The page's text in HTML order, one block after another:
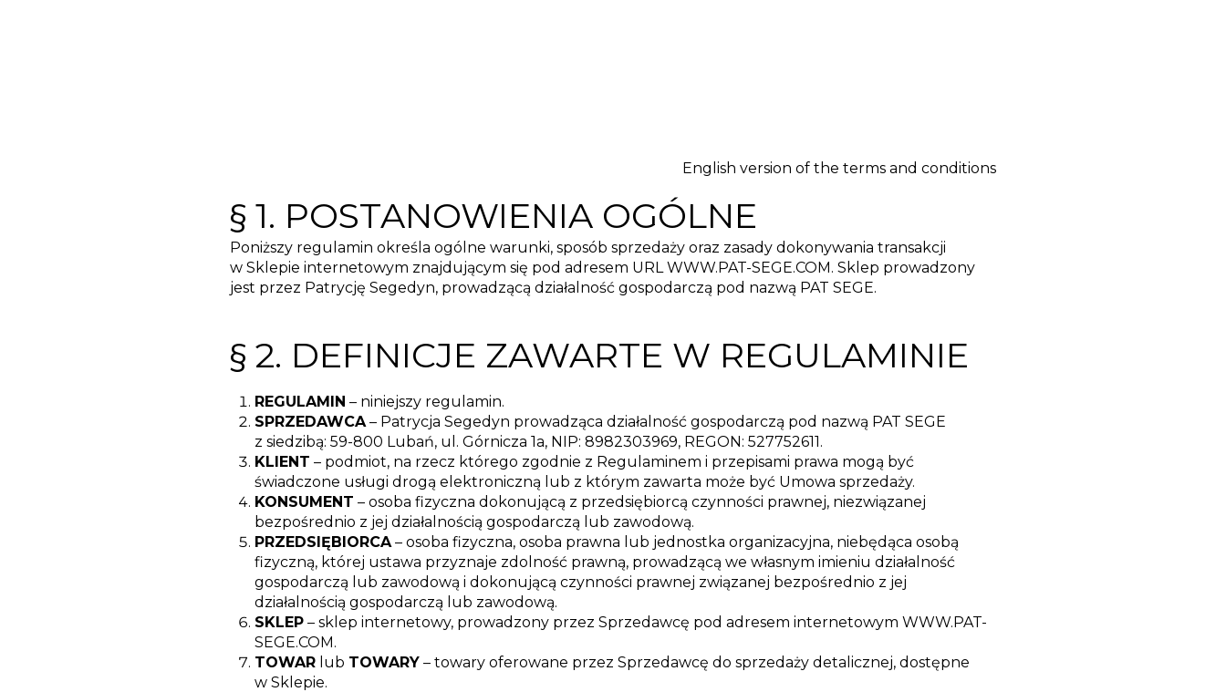
English version of the terms and conditions
§ 1. POSTANOWIENIA OGÓLNE
Poniższy regulamin określa ogólne warunki, sposób sprzedaży oraz zasady dokonywania transakcji
w Sklepie internetowym znajdującym się pod adresem URL WWW.PAT-SEGE.COM. Sklep prowadzony
jest przez Patrycję Segedyn, prowadzącą działalność gospodarczą pod nazwą PAT SEGE.
§ 2. DEFINICJE ZAWARTE W REGULAMINIE
REGULAMIN – niniejszy regulamin.
SPRZEDAWCA – Patrycja Segedyn prowadząca działalność gospodarczą pod nazwą PAT SEGE
z siedzibą: 59-800 Lubań, ul. Górnicza 1a, NIP: 8982303969, REGON: 527752611.
KLIENT – podmiot, na rzecz którego zgodnie z Regulaminem i przepisami prawa mogą być
świadczone usługi drogą elektroniczną lub z którym zawarta może być Umowa sprzedaży.
KONSUMENT – osoba fizyczna dokonującą z przedsiębiorcą czynności prawnej, niezwiązanej
bezpośrednio z jej działalnością gospodarczą lub zawodową.
PRZEDSIĘBIORCA – osoba fizyczna, osoba prawna lub jednostka organizacyjna, niebędąca osobą
fizyczną, której ustawa przyznaje zdolność prawną, prowadzącą we własnym imieniu działalność
gospodarczą lub zawodową i dokonującą czynności prawnej związanej bezpośrednio z jej
działalnością gospodarczą lub zawodową.
SKLEP – sklep internetowy, prowadzony przez Sprzedawcę pod adresem internetowym WWW.PAT-
SEGE.COM.
TOWAR lub TOWARY – towary oferowane przez Sprzedawcę do sprzedaży detalicznej, dostępne
w Sklepie.